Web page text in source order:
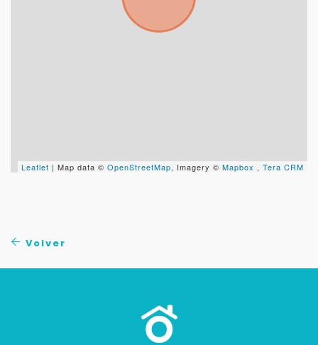
Leaflet | Map data © OpenStreetMap, Imagery © Mapbox , Tera CRM
Volver